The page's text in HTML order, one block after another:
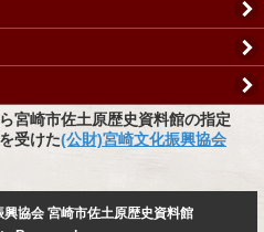
宮崎市佐土原歴史資料館の指定
受けた(公財)宮崎文化振興協会
協会 宮崎市佐土原歴史資料館